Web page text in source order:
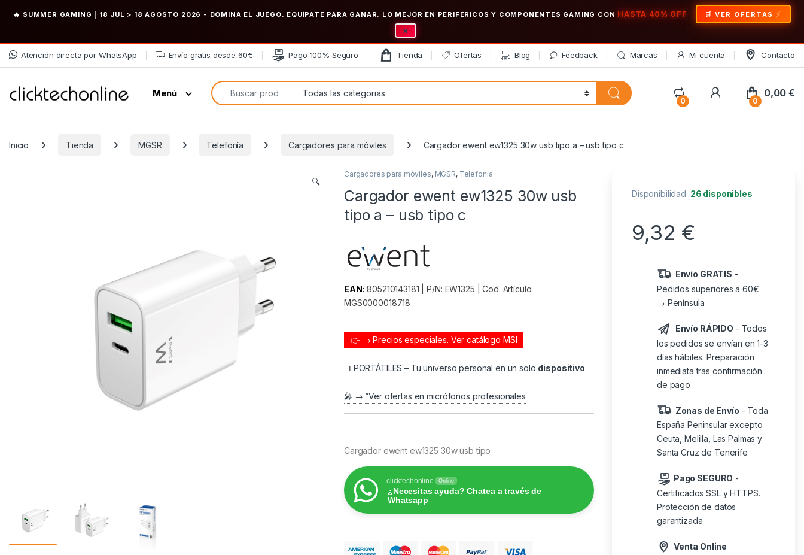
🔥 SUMMER GAMING | 18 JUL > 18 AGOSTO 2026 - DOMINA EL JUEGO. EQUÍPATE PARA GANAR. LO MEJOR EN PERIFÉRICOS Y COMPONENTES GAMING CON HASTA 40% OFF 🛒 VER OFERTAS
×
Saltar a la navegación
Saltar al contenido
Atención directa por WhatsApp Envío gratis desde 60€ Pago 100% Seguro Tienda Ofertas Blog Feedback Marcas Mi cuenta Contacto
Menú
Búsqueda de:
0
My Account
0
0,00€
Inicio Tienda MGSR Telefonía Cargadores para móviles Cargador ewent ew1325 30w usb tipo a – usb tipo c
🔍
Cargadores para móviles, MGSR, Telefonía
Cargador ewent ew1325 30w usb
tipo a – usb tipo c
EAN: 805210143181 | P/N: EW1325 | Cod. Artículo:
MGS0000018718
👉 → Precios especiales. Ver catálogo MSI
ℹ️ PORTÁTILES – Tu universo personal en un solo dispositivo
🎤 → “Ver ofertas en micrófonos profesionales
Cargador ewent ew1325 30w usb tipo
clicktechonline Online
¿Necesitas ayuda? Chatea a través de
Whatsapp
Disponibilidad: 26 disponibles
9,32 €
Envío GRATIS -
Pedidos superiores a 60€
→ Península
Envío RÁPIDO - Todos
los pedidos se envían en 1-3
días hábiles. Preparación
inmediata tras confirmación
de pago
Zonas de Envío - Toda
España Peninsular excepto
Ceuta, Melilla, Las Palmas y
Santa Cruz de Tenerife
Pago SEGURO -
Certificados SSL y HTTPS.
Protección de datos
garantizada
Venta Online